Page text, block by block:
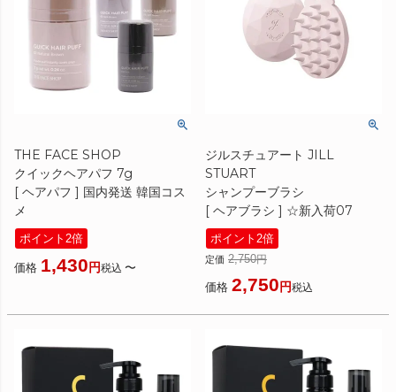
THE FACE SHOP
クイックヘアパフ 7g
[ ヘアパフ ] 国内発送 韓国コス
メ
ポイント2倍
価格 1,430 税込 〜
ジルスチュアート JILL
STUART
シャンプーブラシ
[ ヘアブラシ ] ☆新入荷07
ポイント2倍
定価 2,750
価格 2,750 税込